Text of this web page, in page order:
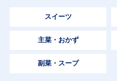
スイーツ
主菜・おかず
副菜・スープ